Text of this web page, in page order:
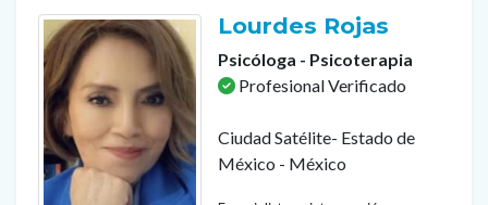
Lourdes Rojas
Psicóloga - Psicoterapia
Profesional Verificado
Ciudad Satélite- Estado de
México - México